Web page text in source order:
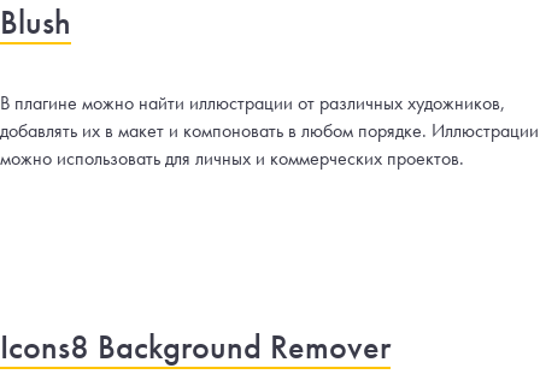
Blush
В плагине можно найти иллюстрации от различных художников,
добавлять их в макет и компоновать в любом порядке. Иллюстрации
можно использовать для личных и коммерческих проектов.
Icons8 Background Remover